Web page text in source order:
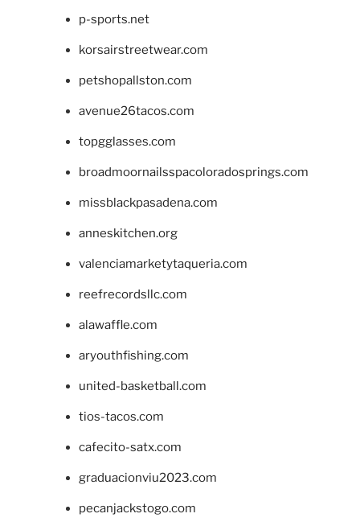
p-sports.net
korsairstreetwear.com
petshopallston.com
avenue26tacos.com
topgglasses.com
broadmoornailsspacoloradosprings.com
missblackpasadena.com
anneskitchen.org
valenciamarketytaqueria.com
reefrecordsllc.com
alawaffle.com
aryouthfishing.com
united-basketball.com
tios-tacos.com
cafecito-satx.com
graduacionviu2023.com
pecanjackstogo.com